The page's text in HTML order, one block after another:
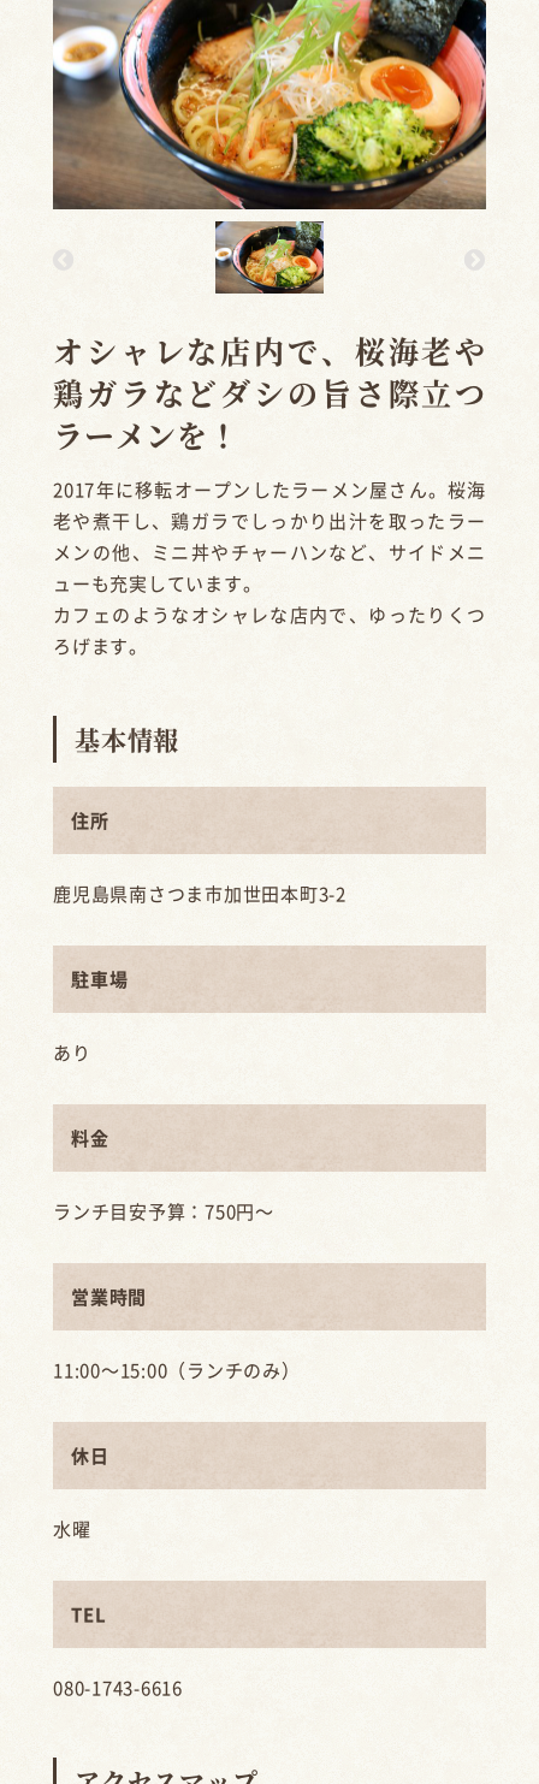
オシャレな店内で、桜海老や
鶏ガラなどダシの旨さ際立つ
ラーメンを！
2017年に移転オープンしたラーメン屋さん。桜海
老や煮干し、鶏ガラでしっかり出汁を取ったラー
メンの他、ミニ丼やチャーハンなど、サイドメニ
ューも充実しています。
カフェのようなオシャレな店内で、ゆったりくつ
ろげます。
基本情報
住所
鹿児島県南さつま市加世田本町3-2
駐車場
あり
料金
ランチ目安予算：750円～
営業時間
11:00～15:00（ランチのみ）
休日
水曜
TEL
080-1743-6616